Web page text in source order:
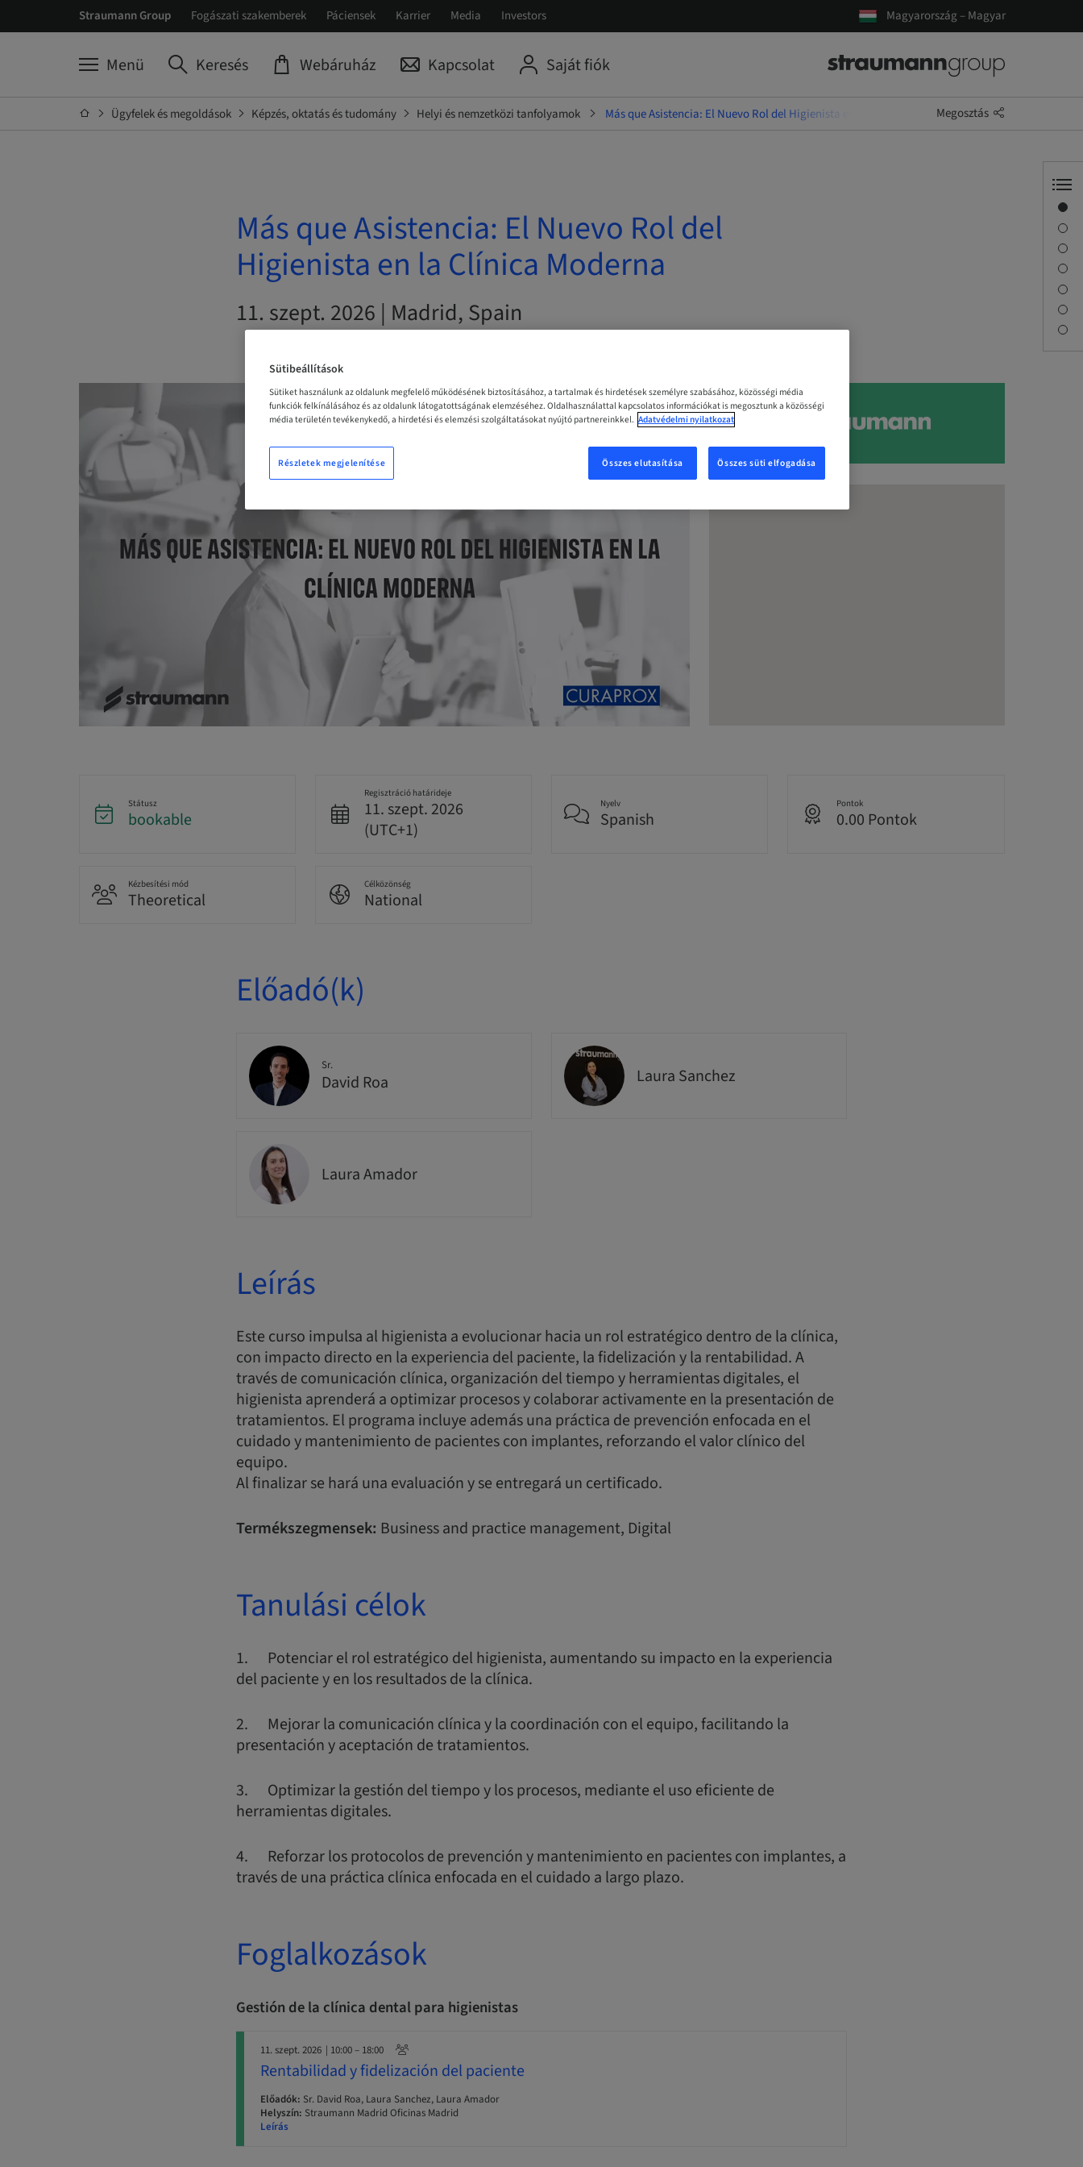
Straumann Group Fogászati szakemberek Páciensek Karrier Media Investors Magyarország – Magyar
Menü Keresés Webáruház Kapcsolat Saját fiók
Ügyfelek és megoldások Képzés, oktatás és tudomány Helyi és nemzetközi tanfolyamok Más que Asistencia: El Nuevo Rol del Higienista en la Clínica ModernaMegosztás
Más que Asistencia: El Nuevo Rol del
Higienista en la Clínica Moderna
11. szept. 2026 | Madrid, Spain
Státusz
bookable
Regisztráció határideje
11. szept. 2026
(UTC+1)
Nyelv
Spanish
Pontok
0.00 Pontok
Kézbesítési mód
Theoretical
Célközönség
National
Előadó(k)
Sr.
David Roa Laura Sanchez
Laura Amador
Leírás
Este curso impulsa al higienista a evolucionar hacia un rol estratégico dentro de la clínica,
con impacto directo en la experiencia del paciente, la fidelización y la rentabilidad. A
través de comunicación clínica, organización del tiempo y herramientas digitales, el
higienista aprenderá a optimizar procesos y colaborar activamente en la presentación de
tratamientos. El programa incluye además una práctica de prevención enfocada en el
cuidado y mantenimiento de pacientes con implantes, reforzando el valor clínico del
equipo.
Al finalizar se hará una evaluación y se entregará un certificado.
Termékszegmensek: Business and practice management, Digital
Tanulási célok
1. Potenciar el rol estratégico del higienista, aumentando su impacto en la experiencia
del paciente y en los resultados de la clínica.
2. Mejorar la comunicación clínica y la coordinación con el equipo, facilitando la
presentación y aceptación de tratamientos.
3. Optimizar la gestión del tiempo y los procesos, mediante el uso eficiente de
herramientas digitales.
4. Reforzar los protocolos de prevención y mantenimiento en pacientes con implantes, a
través de una práctica clínica enfocada en el cuidado a largo plazo.
Foglalkozások
Gestión de la clínica dental para higienistas
11. szept. 2026 | 10:00 – 18:00
Rentabilidad y fidelización del paciente
Előadók: Sr. David Roa, Laura Sanchez, Laura Amador
Helyszín: Straumann Madrid Oficinas Madrid
Leírás
Sütibeállítások
Sütiket használunk az oldalunk megfelelő működésének biztosításához, a tartalmak és hirdetések személyre szabásához, közösségi média
funkciók felkínálásához és az oldalunk látogatottságának elemzéséhez. Oldalhasználattal kapcsolatos információkat is megosztunk a közösségi
média területén tevékenykedő, a hirdetési és elemzési szolgáltatásokat nyújtó partnereinkkel. Adatvédelmi nyilatkozat
Összes elutasítása Összes süti elfogadása
Részletek megjelenítése